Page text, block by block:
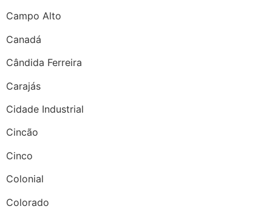
Campo Alto
Canadá
Cândida Ferreira
Carajás
Cidade Industrial
Cincão
Cinco
Colonial
Colorado